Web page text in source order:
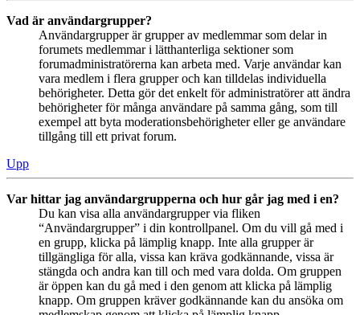
Vad är användargrupper?
Användargrupper är grupper av medlemmar som delar in
forumets medlemmar i lätthanterliga sektioner som
forumadministratörerna kan arbeta med. Varje användar kan
vara medlem i flera grupper och kan tilldelas individuella
behörigheter. Detta gör det enkelt för administratörer att ändra
behörigheter för många användare på samma gång, som till
exempel att byta moderationsbehörigheter eller ge användare
tillgång till ett privat forum.
Upp
Var hittar jag användargrupperna och hur går jag med i en?
Du kan visa alla användargrupper via fliken
“Användargrupper” i din kontrollpanel. Om du vill gå med i
en grupp, klicka på lämplig knapp. Inte alla grupper är
tillgängliga för alla, vissa kan kräva godkännande, vissa är
stängda och andra kan till och med vara dolda. Om gruppen
är öppen kan du gå med i den genom att klicka på lämplig
knapp. Om gruppen kräver godkännande kan du ansöka om